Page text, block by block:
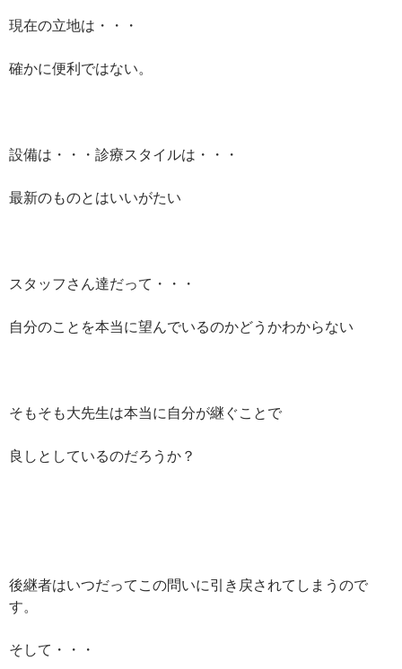
現在の立地は・・・
確かに便利ではない。
設備は・・・診療スタイルは・・・
最新のものとはいいがたい
スタッフさん達だって・・・
自分のことを本当に望んでいるのかどうかわからない
そもそも大先生は本当に自分が継ぐことで
良しとしているのだろうか？
後継者はいつだってこの問いに引き戻されてしまうので
す。
そして・・・